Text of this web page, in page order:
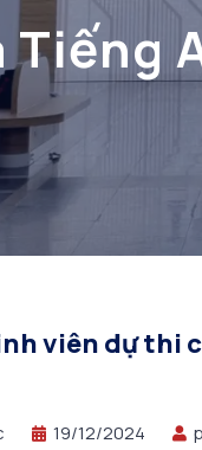
Tiếng
viên dự thi
19/12/2024